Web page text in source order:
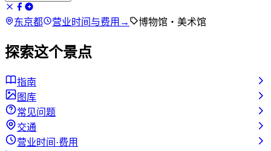
东京都 营业时间与费用 → 博物馆・美术馆
探索这个景点
指南
图库
常见问题
交通
营业时间·费用